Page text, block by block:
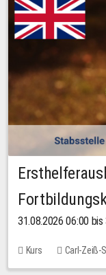
31.08.2026 06:00
Kurs Carl-Zeiß-